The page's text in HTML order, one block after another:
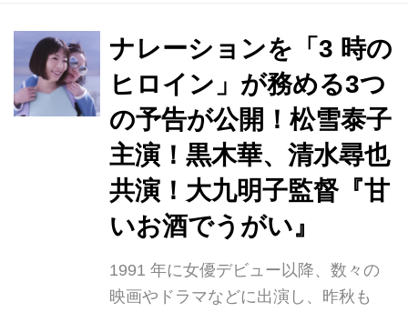
つとめた松雪泰子、黒木華、清水尋也
が登壇する、大ヒット祈願イベントが
開催されました。 下記にて、イベント
概要をご報告させて頂きます。 【日
時】3月24日(火) 昼 12:00~12:35 【場
所】スペースFS汐留 (港区東新橋1-1-
16) 【登壇】松雪泰子 黒木華 清水尋也
(敬称略) お笑い芸人シソンヌ...
ナレーションを「3 時の
ヒロイン」が務める3つ
の予告が公開！松雪泰子
主演！黒木華、清水尋也
共演！大九明子監督『甘
いお酒でうがい』
1991 年に女優デビュー以降、数々の
映画やドラマなどに出演し、昨秋も